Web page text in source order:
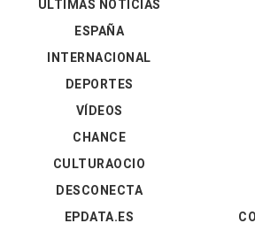
ÚLTIMAS NOTICIAS
ESPAÑA
INTERNACIONAL
DEPORTES
VÍDEOS
CHANCE
CULTURAOCIO
DESCONECTA
EPDATA.ES